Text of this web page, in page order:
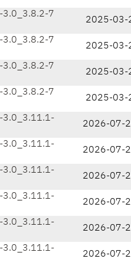
3.0_3.8.2-7
2025-03-
3.0_3.8.2-7
2025-03-
3.0_3.8.2-7
2025-03-
3.0_3.8.2-7
2025-03-
3.0_3.11.1-
2026-07-
3.0_3.11.1-
2026-07-
3.0_3.11.1-
2026-07-
3.0_3.11.1-
2026-07-
3.0_3.11.1-
2026-07-
3.0_3.11.1-
2026-07-